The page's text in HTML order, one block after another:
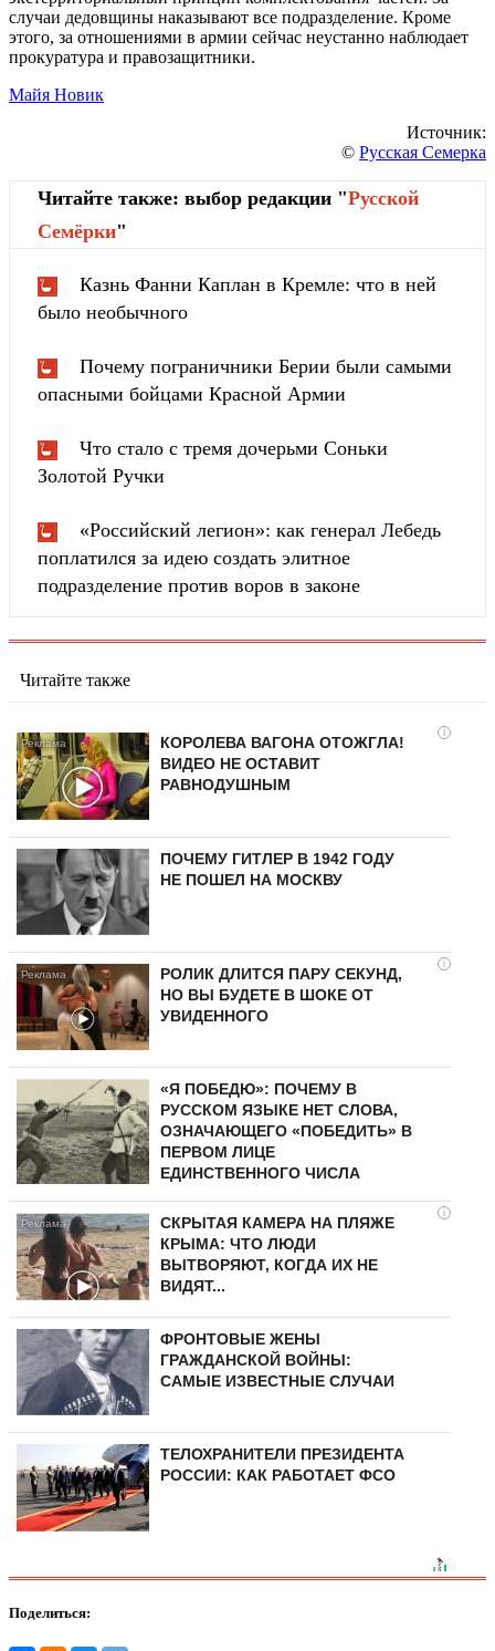
случаи дедовщины наказывают все подразделение. Кроме
этого, за отношениями в армии сейчас неустанно наблюдает
прокуратура и правозащитники.
Майя Новик
Источник:
© Русская Семерка
Читайте также: выбор редакции "Русской
Cемёрки"
Казнь Фанни Каплан в Кремле: что в ней
было необычного
Почему пограничники Берии были самыми
опасными бойцами Красной Армии
Что стало с тремя дочерьми Соньки
Золотой Ручки
«Российский легион»: как генерал Лебедь
поплатился за идею создать элитное
подразделение против воров в законе
Читайте также
i
КОРОЛЕВА ВАГОНА ОТОЖГЛА!
ВИДЕО НЕ ОСТАВИТ
РАВНОДУШНЫМ
ПОЧЕМУ ГИТЛЕР В 1942 ГОДУ
НЕ ПОШЕЛ НА МОСКВУ
i
РОЛИК ДЛИТСЯ ПАРУ СЕКУНД,
НО ВЫ БУДЕТЕ В ШОКЕ ОТ
УВИДЕННОГО
«Я ПОБЕДЮ»: ПОЧЕМУ В
РУССКОМ ЯЗЫКЕ НЕТ СЛОВА,
ОЗНАЧАЮЩЕГО «ПОБЕДИТЬ» В
ПЕРВОМ ЛИЦЕ
ЕДИНСТВЕННОГО ЧИСЛА
i
СКРЫТАЯ КАМЕРА НА ПЛЯЖЕ
КРЫМА: ЧТО ЛЮДИ
ВЫТВОРЯЮТ, КОГДА ИХ НЕ
ВИДЯТ...
ФРОНТОВЫЕ ЖЕНЫ
ГРАЖДАНСКОЙ ВОЙНЫ:
САМЫЕ ИЗВЕСТНЫЕ СЛУЧАИ
ТЕЛОХРАНИТЕЛИ ПРЕЗИДЕНТА
РОССИИ: КАК РАБОТАЕТ ФСО
Поделиться: